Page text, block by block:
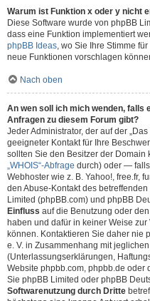
Warum ist Funktion x oder y nicht
Diese Software wurde von phpBB
dass eine Funktion implementiert
phpBB Ideas, wo Sie Ihre Stimme
neue Funktionen vorschlagen
Nach oben
An wen soll ich mich wenden,
Anfragen zu diesem Forum gibt?
Jeder Administrator, der auf der
geeigneter Kontakt für Ihre
sollten Sie den Besitzer der Domain
„WHOIS“-Abfrage durch) oder —
Webhoster wie z. B. Yahoo!, free.fr,
den Abuse-Kontakt des
Limited (phpBB.com) und phpBB
Einfluss auf die Benutzung oder
haben und dafür in keiner Weise
können. Kontaktieren Sie daher nie
e. V. in Zusammenhang mit
(Unterlassungserklärungen,
Website phpbb.com, phpbb.de oder
Sie phpBB Limited oder phpBB
Softwarenutzung durch Dritte